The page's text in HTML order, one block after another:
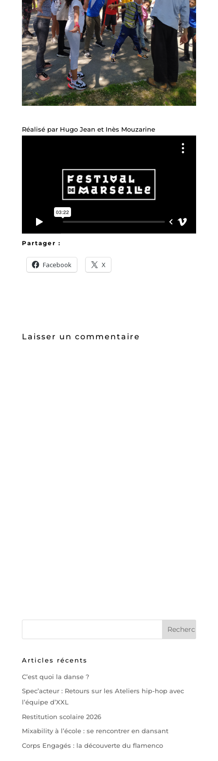
Réalisé par Hugo Jean et Inès Mouzarine
Partager :
Facebook X
Laisser un commentaire
Articles récents
C’est quoi la danse ?
Spec’acteur : Retours sur les Ateliers hip-hop avec
l’équipe d’XXL
Restitution scolaire 2026
Mixability à l’école : se rencontrer en dansant
Corps Engagés : la découverte du flamenco